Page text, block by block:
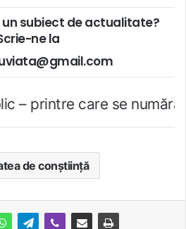
un subiect de actualitate?
ne la
se numără şi
de conştiinţă